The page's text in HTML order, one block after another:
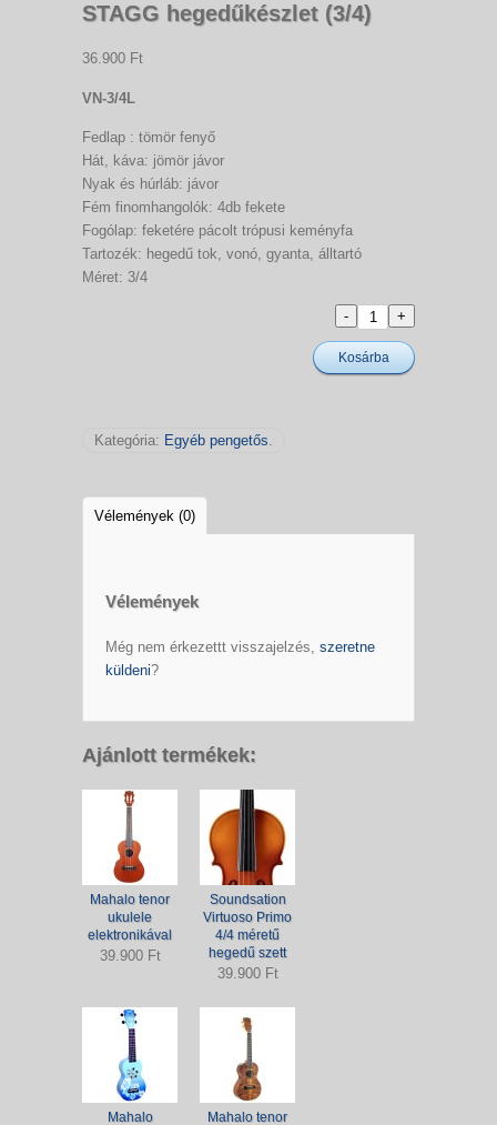
STAGG hegedűkészlet (3/4)
36.900 Ft
VN-3/4L
Fedlap : tömör fenyő
Hát, káva: jömör jávor
Nyak és húrláb: jávor
Fém finomhangolók: 4db fekete
Fogólap: feketére pácolt trópusi keményfa
Tartozék: hegedű tok, vonó, gyanta, álltartó
Méret: 3/4
Kosárba
Kategória: Egyéb pengetős.
Vélemények (0)
Vélemények
Még nem érkezettt visszajelzés, szeretne
küldeni?
Ajánlott termékek:
Mahalo tenor
ukulele
elektronikával
39.900 Ft
Soundsation
Virtuoso Primo
4/4 méretű
hegedű szett
39.900 Ft
Mahalo
Mahalo tenor